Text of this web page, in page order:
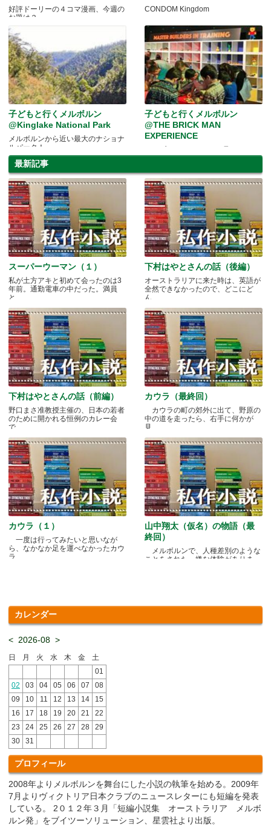
好評ドーリーの４コマ漫画、今週の
お題は？
CONDOM Kingdom
子どもと行くメルボルン
@Kinglake National Park
メルボルンから近い最大のナショナ
ルパーク！
子どもと行くメルボルン
@THE BRICK MAN
EXPERIENCE
トップレベルのLEGOを見に♪
最新記事
スーパーウーマン（１）
私が土方アキと初めて会ったのは3
年前。通勤電車の中だった。満員
と.....
下村はやとさんの話（後編）
オーストラリアに来た時は、英語が
全然できなかったので、どこにど
ん.....
下村はやとさんの話（前編）
野口まさ准教授主催の、日本の若者
のために開かれる恒例のカレー会
で.....
カウラ（最終回）
カウラの町の郊外に出て、野原の
中の道を走ったら、右手に何かが
見.....
カウラ（１）
一度は行ってみたいと思いなが
ら、なかなか足を運べなかったカウ
ラ.....
山中翔太（仮名）の物語（最
終回）
メルボルンで、人種差別のような
ことをされた、嫌な体験がありま
カレンダー
< 2026-08 >
日 月 火 水 木 金
土
01
02
03 04 05 06 07
08
09
10 11 12 13 14
15
16
17 18 19 20 21
22
23
24 25 26 27 28
29
30
31
プロフィール
2008年よりメルボルンを舞台にした小説の執筆を始める。2009年
7月よりヴィクトリア日本クラブのニュースレターにも短編を発表
している。 2０１２年３月「短編小説集 オーストラリア メルボ
ルン発」をブイツーソリューション、星雲社より出版。